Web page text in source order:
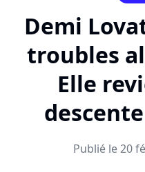
Demi
troubles
Elle
Publié le 20